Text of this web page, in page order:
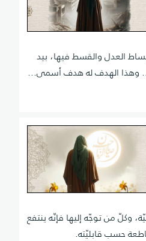
العدل والقسط فيها، بيد
وهذا الهدف له هدف أسمى...
وكلّ من توجّه إليها فإنّه ينتفع
حسب قابليّته.